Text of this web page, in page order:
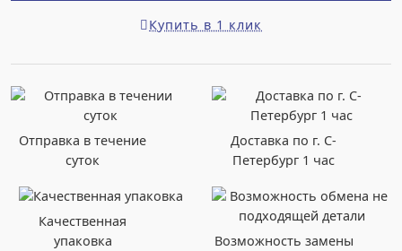
Купить в 1 клик
Отправка в течение
суток
Доставка по г. С-
Петербург 1 час
Качественная
упаковка
Возможность замены